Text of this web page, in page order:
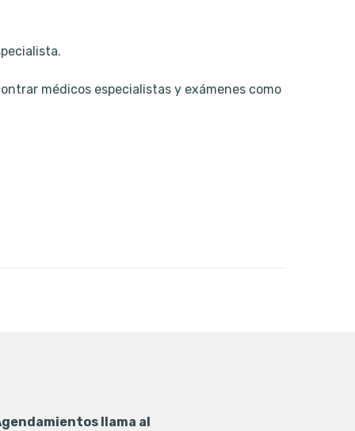
médicos especialistas y exámenes como
llama al